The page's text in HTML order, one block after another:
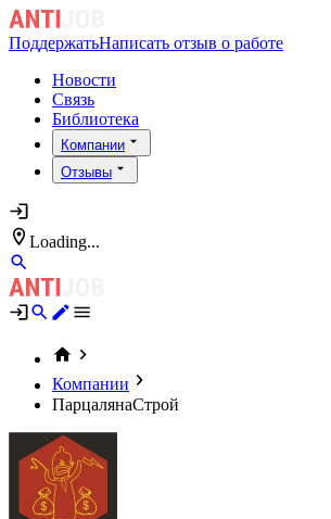
ПоддержатьНаписать отзыв о работе
Новости
Связь
Библиотека
Компании
Отзывы
Loading...
Компании
ПарцалянаСтрой